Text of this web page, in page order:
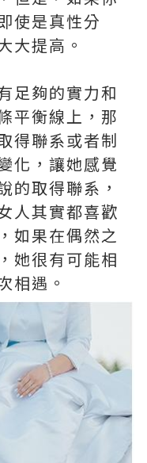
使是真性分
大提高。
足夠的實力和
平衡線上，那
得聯系或者制
化，讓她感覺
的取得聯系，
人其實都喜歡
如果在偶然之
她很有可能相
相遇。